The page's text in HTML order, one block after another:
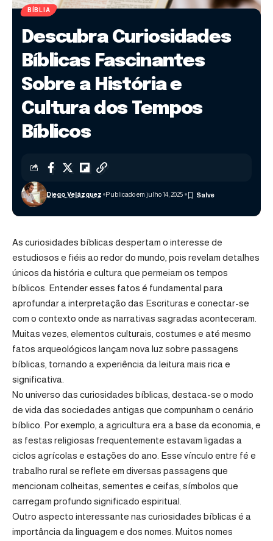
BÍBLIA
Descubra Curiosidades
Bíblicas Fascinantes
Sobre a História e
Cultura dos Tempos
Bíblicos
Diego Velázquez Publicado em julho 14, 2025
As curiosidades bíblicas despertam o interesse de
estudiosos e fiéis ao redor do mundo, pois revelam detalhes
únicos da história e cultura que permeiam os tempos
bíblicos. Entender esses fatos é fundamental para
aprofundar a interpretação das Escrituras e conectar-se
com o contexto onde as narrativas sagradas aconteceram.
Muitas vezes, elementos culturais, costumes e até mesmo
fatos arqueológicos lançam nova luz sobre passagens
bíblicas, tornando a experiência da leitura mais rica e
significativa.
No universo das curiosidades bíblicas, destaca-se o modo
de vida das sociedades antigas que compunham o cenário
bíblico. Por exemplo, a agricultura era a base da economia, e
as festas religiosas frequentemente estavam ligadas a
ciclos agrícolas e estações do ano. Esse vínculo entre fé e
trabalho rural se reflete em diversas passagens que
mencionam colheitas, sementes e ceifas, símbolos que
carregam profundo significado espiritual.
Outro aspecto interessante nas curiosidades bíblicas é a
importância da linguagem e dos nomes. Muitos nomes